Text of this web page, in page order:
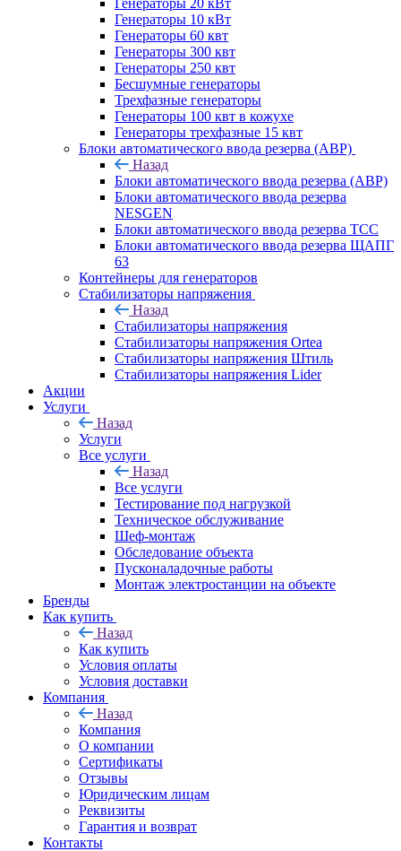
Генераторы 20 кВт
Генераторы 10 кВт
Генераторы 60 квт
Генераторы 300 квт
Генераторы 250 квт
Бесшумные генераторы
Трехфазные генераторы
Генераторы 100 квт в кожухе
Генераторы трехфазные 15 квт
Блоки автоматического ввода резерва (АВР)
Назад
Блоки автоматического ввода резерва (АВР)
Блоки автоматического ввода резерва
NESGEN
Блоки автоматического ввода резерва ТСС
Блоки автоматического ввода резерва ЩАПГ
63
Контейнеры для генераторов
Стабилизаторы напряжения
Назад
Стабилизаторы напряжения
Стабилизаторы напряжения Ortea
Стабилизаторы напряжения Штиль
Стабилизаторы напряжения Lider
Акции
Услуги
Назад
Услуги
Все услуги
Назад
Все услуги
Тестирование под нагрузкой
Техническое обслуживание
Шеф-монтаж
Обследование объекта
Пусконаладочные работы
Монтаж электростанции на объекте
Бренды
Как купить
Назад
Как купить
Условия оплаты
Условия доставки
Компания
Назад
Компания
О компании
Сертификаты
Отзывы
Юридическим лицам
Реквизиты
Гарантия и возврат
Контакты